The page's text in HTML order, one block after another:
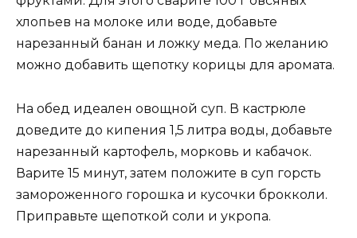
хлопьев на молоке или воде, добавьте
нарезанный банан и ложку меда. По желанию
можно добавить щепотку корицы для аромата.
На обед идеален овощной суп. В кастрюле
доведите до кипения 1,5 литра воды, добавьте
нарезанный картофель, морковь и кабачок.
Варите 15 минут, затем положите в суп горсть
замороженного горошка и кусочки брокколи.
Приправьте щепоткой соли и укропа.